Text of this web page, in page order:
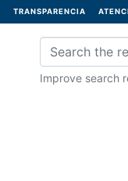
TRANSPARENCIA
Improve search